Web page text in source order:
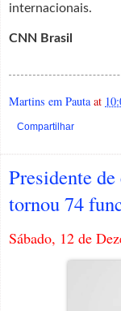
internacionais.
CNN Brasil
Martins em Pauta at
Compartilhar
Presidente
tornou 74
Sábado, 12 de